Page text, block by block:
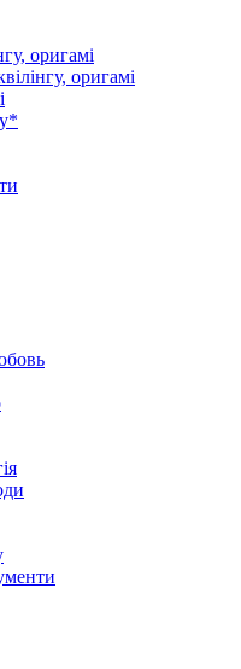
оригамі
оригамі